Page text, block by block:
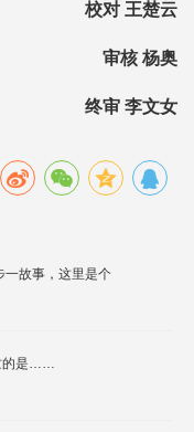
校对 王楚云
审核 杨奥
终审 李文女
一故事，这里是个
的是……